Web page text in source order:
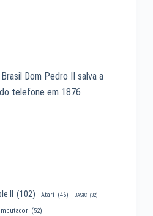
Dom Pedro II salva a
telefone em 1876
II (102) Atari (46) BASIC (32)
(52)